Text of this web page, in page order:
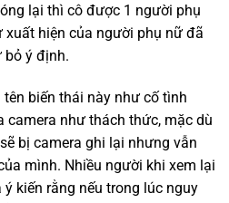
lại thì cô được 1 người phụ
hiện của người phụ nữ đã
bỏ ý định.
biến thái này như cố tình
camera như thách thức, mặc dù
bị camera ghi lại nhưng vẫn
mình. Nhiều người khi xem lại
kiến rằng nếu trong lúc nguy